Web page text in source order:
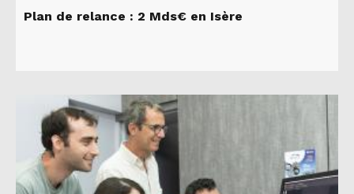
Plan de relance : 2 Mds€ en Isère